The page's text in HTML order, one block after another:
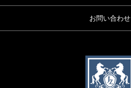
お問い合わせ